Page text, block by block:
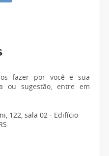
fazer por você e sua
ou sugestão, entre em
122, sala 02 - Edifício